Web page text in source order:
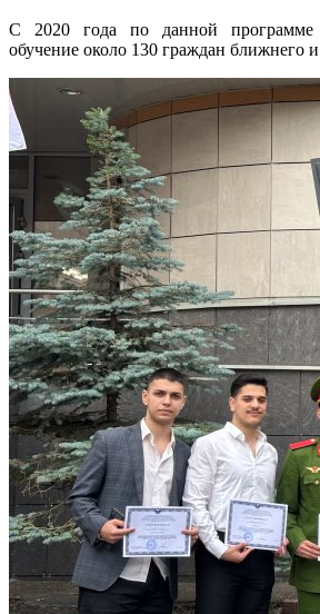
С 2020 года по данной программе
обучение около 130 граждан ближнего и